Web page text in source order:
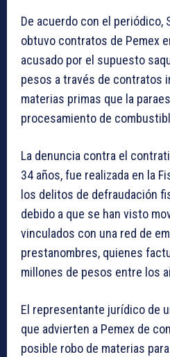
De acuerdo con el periódico,
obtuvo contratos de Pemex
acusado por el supuesto
pesos a través de contratos
materias primas que la
procesamiento de
La denuncia contra el
34 años, fue realizada en la
los delitos de defraudación
debido a que se han visto
vinculados con una red de
prestanombres, quienes
millones de pesos entre los
El representante jurídico de
que advierten a Pemex de
posible robo de materias